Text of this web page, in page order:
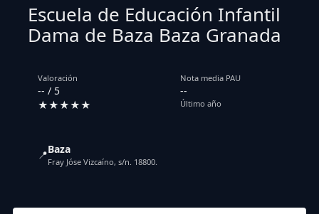
Escuela de Educación Infantil
Dama de Baza Baza Granada
Valoración
-- / 5
★★★★★
Nota media PAU
--
Último año
📍Baza
Fray Jóse Vizcaíno, s/n. 18800.